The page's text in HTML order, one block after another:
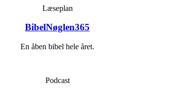
Læseplan
BibelNøglen365
En åben bibel hele året.
Podcast